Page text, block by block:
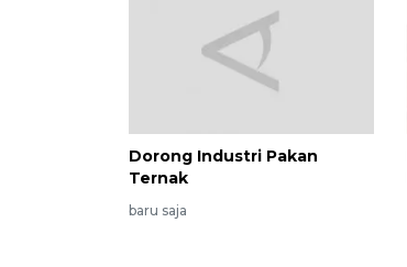
Dorong Industri Pakan
Ternak
baru saja